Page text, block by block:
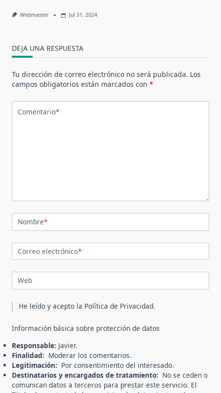
Webmaster Jul 31, 2024
DEJA UNA RESPUESTA
Tu dirección de correo electrónico no será publicada. Los
campos obligatorios están marcados con *
Comentario*
Nombre*
Correo electrónico*
Web
He leído y acepto la Política de Privacidad.
Información básica sobre protección de datos
Responsable: Javier.
Finalidad: Moderar los comentarios.
Legitimación: Por consentimiento del interesado.
Destinatarios y encargados de tratamiento: No se ceden o
comunican datos a terceros para prestar este servicio. El